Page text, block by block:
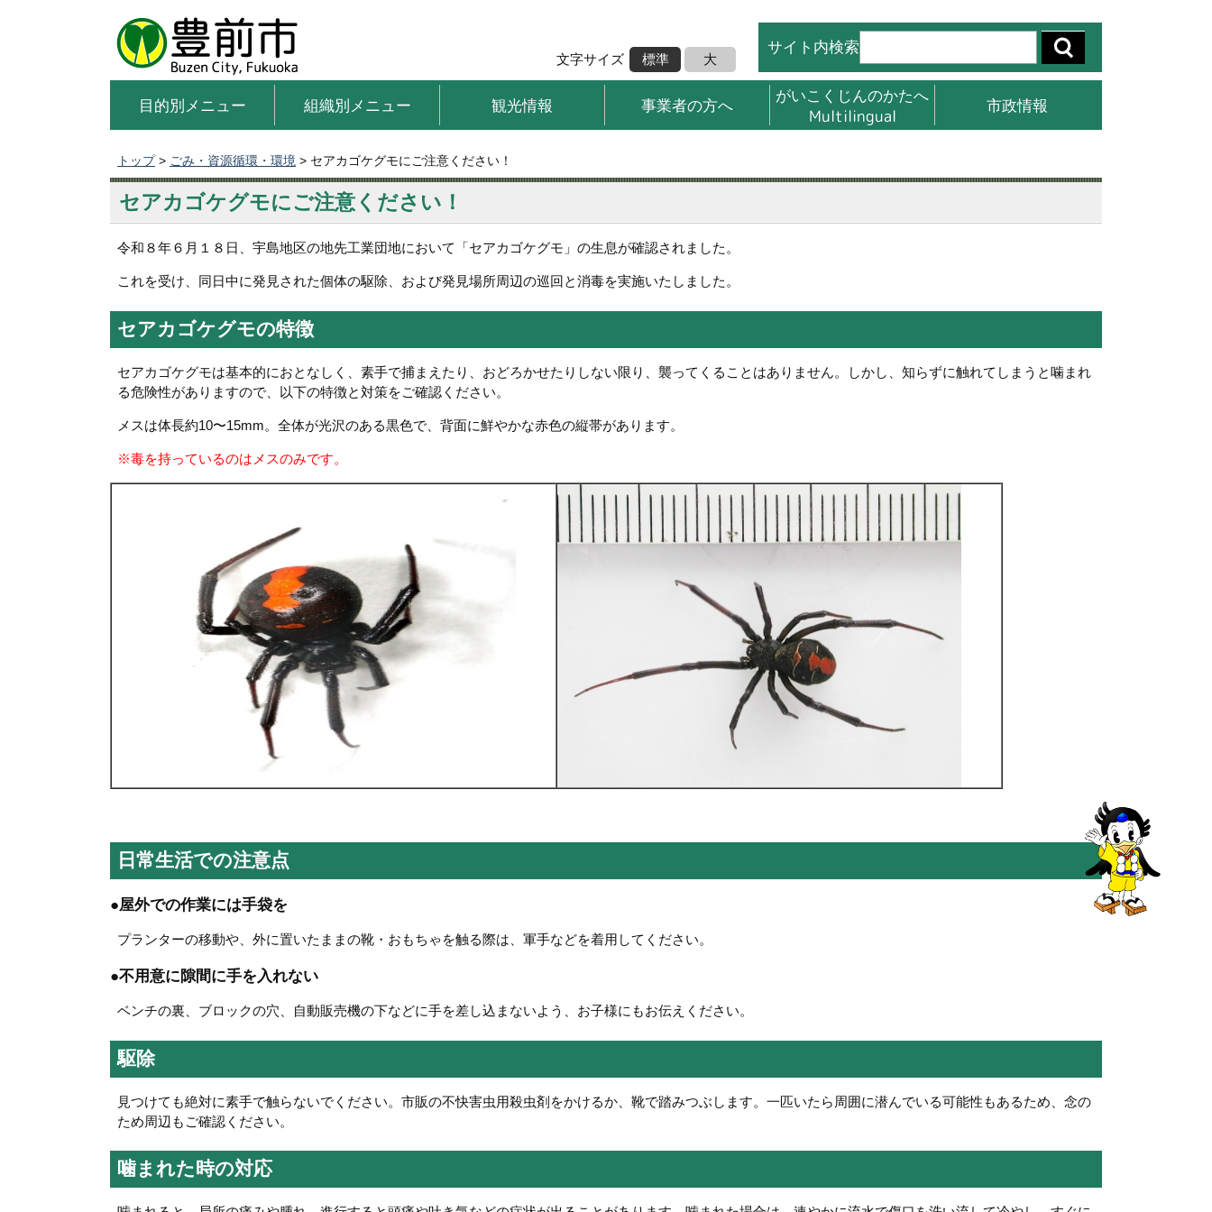
目的別メニュー 組織別メニュー 観光情報 事業者の方へ
がいこくじんのかたへ
Multilingual
市政情報
文字サイズ 標準 大
サイト内検索
トップ> ごみ・資源循環・環境 > セアカゴケグモにご注意ください！
セアカゴケグモにご注意ください！
令和８年６月１８日、宇島地区の地先工業団地において「セアカゴケグモ」の生息が確認されました。
これを受け、同日中に発見された個体の駆除、および発見場所周辺の巡回と消毒を実施いたしました。
セアカゴケグモの特徴
セアカゴケグモは基本的におとなしく、素手で捕まえたり、おどろかせたりしない限り、襲ってくることはありません。しかし、知らずに触れてしまうと噛まれ
る危険性がありますので、以下の特徴と対策をご確認ください。
メスは体長約10〜15mm。全体が光沢のある黒色で、背面に鮮やかな赤色の縦帯があります。
※毒を持っているのはメスのみです。
日常生活での注意点
●屋外での作業には手袋を
プランターの移動や、外に置いたままの靴・おもちゃを触る際は、軍手などを着用してください。
●不用意に隙間に手を入れない
ベンチの裏、ブロックの穴、自動販売機の下などに手を差し込まないよう、お子様にもお伝えください。
駆除
見つけても絶対に素手で触らないでください。市販の不快害虫用殺虫剤をかけるか、靴で踏みつぶします。一匹いたら周囲に潜んでいる可能性もあるため、念の
ため周辺もご確認ください。
噛まれた時の対応